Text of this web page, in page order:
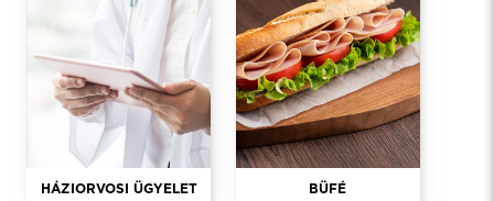
HÁZIORVOSI ÜGYELET BÜFÉ